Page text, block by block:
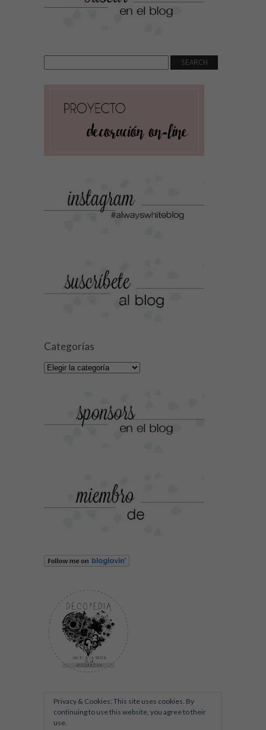
Categorías
Categorías
Privacy & Cookies: This site uses cookies. By
continuing to use this website, you agree to their
use.